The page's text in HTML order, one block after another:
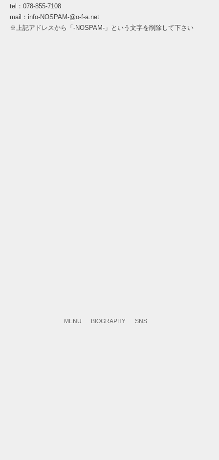
tel：078-855-7108
mail：info-NOSPAM-@o-f-a.net
※上記アドレスから「-NOSPAM-」という文字を削除して下さい
MENU BIOGRAPHY SNS